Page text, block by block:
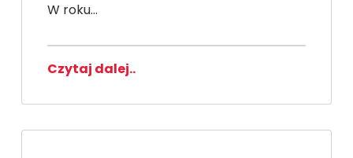
W roku…
Czytaj dalej..